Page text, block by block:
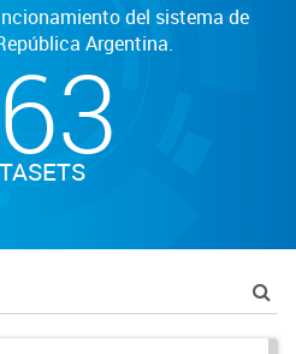
del sistema de
Argentina.